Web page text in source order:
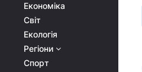
Економіка
Світ
Екологія
Регіони
Спорт